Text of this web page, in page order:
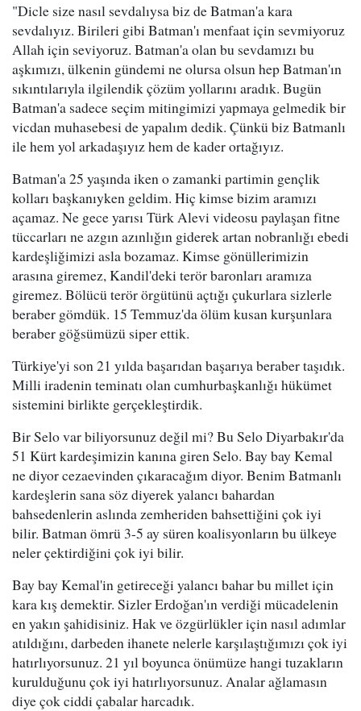
"Dicle size nasıl sevdalıysa biz de Batman'a kara
sevdalıyız. Birileri gibi Batman'ı menfaat için sevmiyoruz
Allah için seviyoruz. Batman'a olan bu sevdamızı bu
aşkımızı, ülkenin gündemi ne olursa olsun hep Batman'ın
sıkıntılarıyla ilgilendik çözüm yollarını aradık. Bugün
Batman'a sadece seçim mitingimizi yapmaya gelmedik bir
vicdan muhasebesi de yapalım dedik. Çünkü biz Batmanlı
ile hem yol arkadaşıyız hem de kader ortağıyız.
Batman'a 25 yaşında iken o zamanki partimin gençlik
kolları başkanıyken geldim. Hiç kimse bizim aramızı
açamaz. Ne gece yarısı Türk Alevi videosu paylaşan fitne
tüccarları ne azgın azınlığın giderek artan nobranlığı ebedi
kardeşliğimizi asla bozamaz. Kimse gönüllerimizin
arasına giremez, Kandil'deki terör baronları aramıza
giremez. Bölücü terör örgütünü açtığı çukurlara sizlerle
beraber gömdük. 15 Temmuz'da ölüm kusan kurşunlara
beraber göğsümüzü siper ettik.
Türkiye'yi son 21 yılda başarıdan başarıya beraber taşıdık.
Milli iradenin teminatı olan cumhurbaşkanlığı hükümet
sistemini birlikte gerçekleştirdik.
Bir Selo var biliyorsunuz değil mi? Bu Selo Diyarbakır'da
51 Kürt kardeşimizin kanına giren Selo. Bay bay Kemal
ne diyor cezaevinden çıkaracağım diyor. Benim Batmanlı
kardeşlerin sana söz diyerek yalancı bahardan
bahsedenlerin aslında zemheriden bahsettiğini çok iyi
bilir. Batman ömrü 3-5 ay süren koalisyonların bu ülkeye
neler çektirdiğini çok iyi bilir.
Bay bay Kemal'in getireceği yalancı bahar bu millet için
kara kış demektir. Sizler Erdoğan'ın verdiği mücadelenin
en yakın şahidisiniz. Hak ve özgürlükler için nasıl adımlar
atıldığını, darbeden ihanete nelerle karşılaştığımızı çok iyi
hatırlıyorsunuz. 21 yıl boyunca önümüze hangi tuzakların
kurulduğunu çok iyi hatırlıyorsunuz. Analar ağlamasın
diye çok ciddi çabalar harcadık.